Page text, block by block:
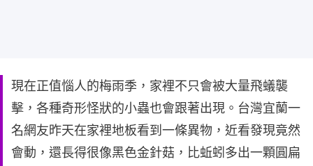
現在正值惱人的梅雨季，家裡不只會被大量飛蟻襲
擊，各種奇形怪狀的小蟲也會跟著出現。台灣宜蘭一
名網友昨天在家裡地板看到一條異物，近看發現竟然
會動，還長得很像黑色金針菇，比蚯蚓多出一顆圓扁